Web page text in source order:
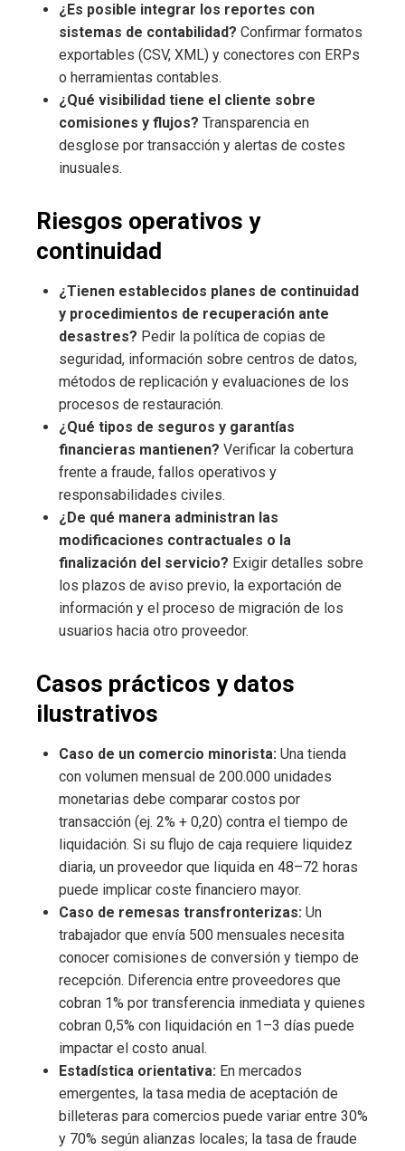
¿Es posible integrar los reportes con
sistemas de contabilidad? Confirmar formatos
exportables (CSV, XML) y conectores con ERPs
o herramientas contables.
¿Qué visibilidad tiene el cliente sobre
comisiones y flujos? Transparencia en
desglose por transacción y alertas de costes
inusuales.
Riesgos operativos y
continuidad
¿Tienen establecidos planes de continuidad
y procedimientos de recuperación ante
desastres? Pedir la política de copias de
seguridad, información sobre centros de datos,
métodos de replicación y evaluaciones de los
procesos de restauración.
¿Qué tipos de seguros y garantías
financieras mantienen? Verificar la cobertura
frente a fraude, fallos operativos y
responsabilidades civiles.
¿De qué manera administran las
modificaciones contractuales o la
finalización del servicio? Exigir detalles sobre
los plazos de aviso previo, la exportación de
información y el proceso de migración de los
usuarios hacia otro proveedor.
Casos prácticos y datos
ilustrativos
Caso de un comercio minorista: Una tienda
con volumen mensual de 200.000 unidades
monetarias debe comparar costos por
transacción (ej. 2% + 0,20) contra el tiempo de
liquidación. Si su flujo de caja requiere liquidez
diaria, un proveedor que liquida en 48–72 horas
puede implicar coste financiero mayor.
Caso de remesas transfronterizas: Un
trabajador que envía 500 mensuales necesita
conocer comisiones de conversión y tiempo de
recepción. Diferencia entre proveedores que
cobran 1% por transferencia inmediata y quienes
cobran 0,5% con liquidación en 1–3 días puede
impactar el costo anual.
Estadística orientativa: En mercados
emergentes, la tasa media de aceptación de
billeteras para comercios puede variar entre 30%
y 70% según alianzas locales; la tasa de fraude